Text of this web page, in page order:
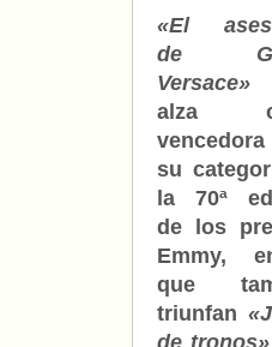
«El
de
Versace»
alza
su
la 70ª
de los
Emmy,
que
triunfan
de tronos»